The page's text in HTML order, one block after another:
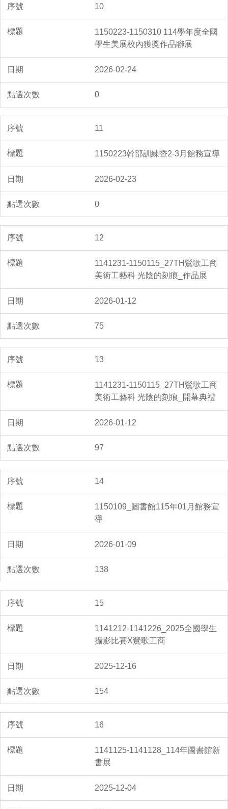
10
1150223-1150310 114學年度全國
學生美展校內獲獎作品聯展
2026-02-24
0
11
1150223幹部訓練暨2-3月館務宣導
2026-02-23
0
12
1141231-1150115_27TH鶯歌工商
美術工藝科 光陰的刻痕_作品展
2026-01-12
75
13
1141231-1150115_27TH鶯歌工商
美術工藝科 光陰的刻痕_開幕典禮
2026-01-12
97
14
1150109_圖書館115年01月館務宣
導
2026-01-09
138
15
1141212-1141226_2025全國學生
攝影比賽X鶯歌工商
2025-12-16
154
16
1141125-1141128_114年圖書館新
書展
2025-12-04